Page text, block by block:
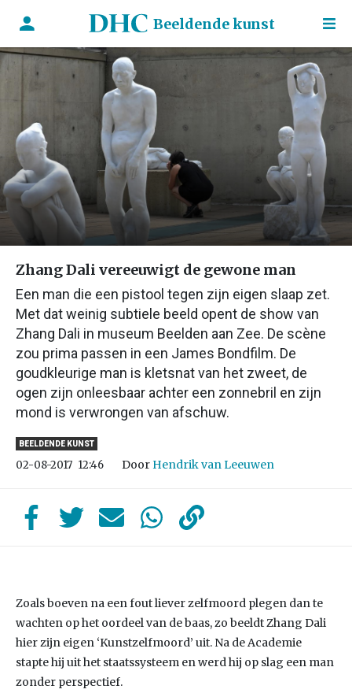
Beeldende kunst
Zhang Dali vereeuwigt de gewone man
Een man die een pistool tegen zijn eigen slaap zet.
Met dat weinig subtiele beeld opent de show van
Zhang Dali in museum Beelden aan Zee. De scène
zou prima passen in een James Bondfilm. De
goudkleurige man is kletsnat van het zweet, de
ogen zijn onleesbaar achter een zonnebril en zijn
mond is verwrongen van afschuw.
BEELDENDE KUNST
02-08-2017 12:46 Door Hendrik van Leeuwen
Zoals boeven na een fout liever zelfmoord plegen dan te
wachten op het oordeel van de baas, zo beeldt Zhang Dali
hier zijn eigen ‘Kunstzelfmoord’ uit. Na de Academie
stapte hij uit het staatssysteem en werd hij op slag een man
zonder perspectief.